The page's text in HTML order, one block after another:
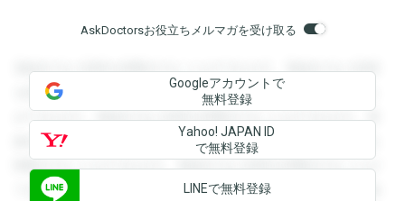
AskDoctorsお役立ちメルマガを受け取る
登録すると回答を閲覧することができます。登録すると回答
を閲覧することができます。登録すると回答を閲覧すること
ができます。登録すると回答を閲覧することができます。登
録すると回答を閲覧することができます。登録すると回答を
閲覧することができます。登録すると回答を閲覧することが
できます。登録すると回答を閲覧することができます。登録
Googleアカウントで
無料登録
Yahoo! JAPAN ID
で無料登録
LINEで無料登録